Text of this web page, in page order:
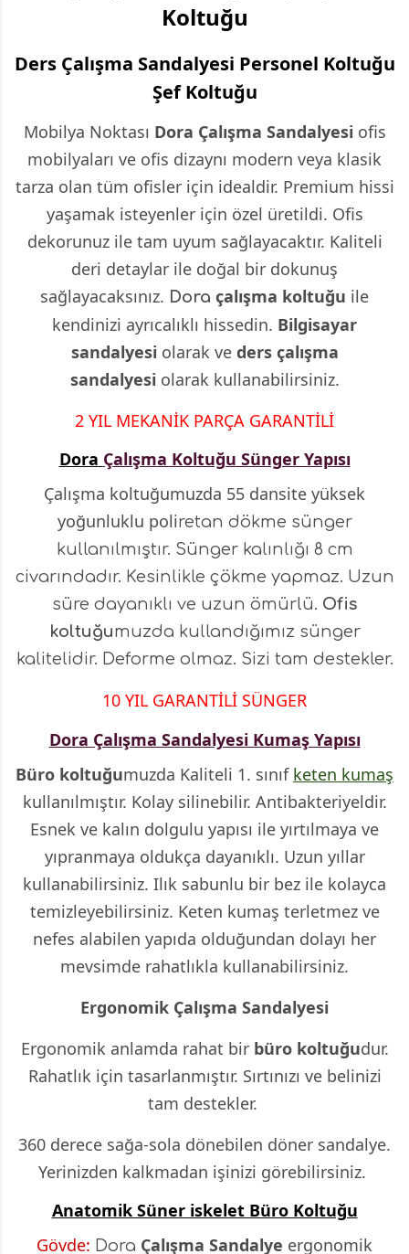
Koltuğu
Ders Çalışma Sandalyesi Personel Koltuğu
Şef Koltuğu
Mobilya Noktası Dora Çalışma Sandalyesi ofis
mobilyaları ve ofis dizaynı modern veya klasik
tarza olan tüm ofisler için idealdir. Premium hissi
yaşamak isteyenler için özel üretildi. Ofis
dekorunuz ile tam uyum sağlayacaktır. Kaliteli
deri detaylar ile doğal bir dokunuş
sağlayacaksınız. Dora çalışma koltuğu ile
kendinizi ayrıcalıklı hissedin. Bilgisayar
sandalyesi olarak ve ders çalışma
sandalyesi olarak kullanabilirsiniz.
2 YIL MEKANİK PARÇA GARANTİLİ
Dora Çalışma Koltuğu Sünger Yapısı
Çalışma koltuğumuzda 55 dansite yüksek
yoğunluklu poliretan dökme sünger
kullanılmıştır. Sünger kalınlığı 8 cm
civarındadır. Kesinlikle çökme yapmaz. Uzun
süre dayanıklı ve uzun ömürlü. Ofis
koltuğumuzda kullandığımız sünger
kalitelidir. Deforme olmaz. Sizi tam destekler.
10 YIL GARANTİLİ SÜNGER
Dora Çalışma Sandalyesi Kumaş Yapısı
Büro koltuğumuzda Kaliteli 1. sınıf keten kumaş
kullanılmıştır. Kolay silinebilir. Antibakteriyeldir.
Esnek ve kalın dolgulu yapısı ile yırtılmaya ve
yıpranmaya oldukça dayanıklı. Uzun yıllar
kullanabilirsiniz. Ilık sabunlu bir bez ile kolayca
temizleyebilirsiniz. Keten kumaş terletmez ve
nefes alabilen yapıda olduğundan dolayı her
mevsimde rahatlıkla kullanabilirsiniz.
Ergonomik Çalışma Sandalyesi
Ergonomik anlamda rahat bir büro koltuğudur.
Rahatlık için tasarlanmıştır. Sırtınızı ve belinizi
tam destekler.
360 derece sağa-sola dönebilen döner sandalye.
Yerinizden kalkmadan işinizi görebilirsiniz.
Anatomik Süner iskelet Büro Koltuğu
Gövde: Dora Çalışma Sandalye ergonomik